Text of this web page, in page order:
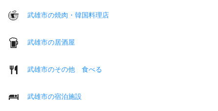
武雄市の焼肉・韓国料理店
武雄市の居酒屋
武雄市のその他 食べる
武雄市の宿泊施設